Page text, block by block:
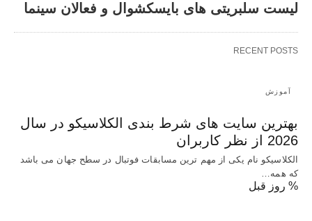
لیست سلبریتی های بایسکشوال و فعالان سینما
RECENT POSTS
آموزش
بهترین سایت های شرط بندی الکلاسیکو در سال
2026 از نظر کاربران
الکلاسیکو نام یکی از مهم ترین مسابقات فوتبال در سطح جهان می باشد
که همه…
% روز قبل